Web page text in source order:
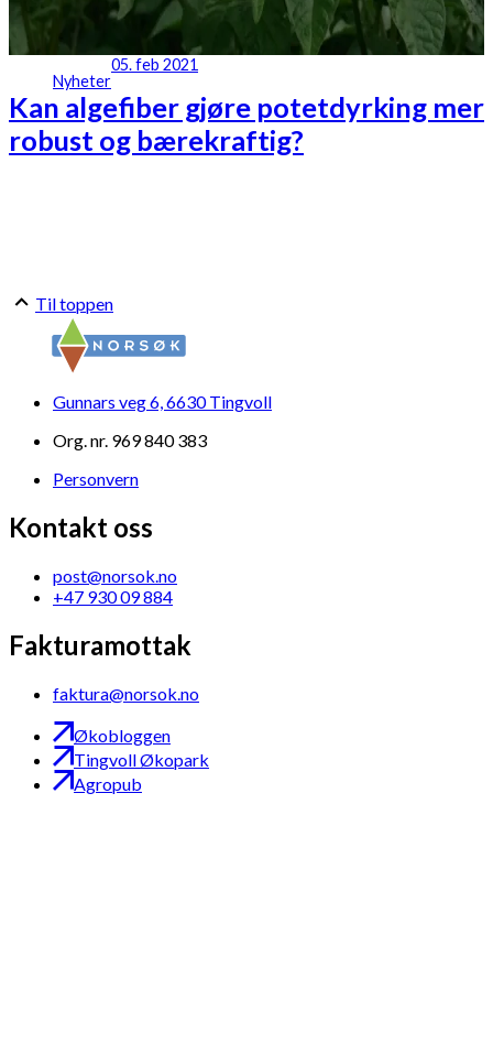
Nyheter
05. feb 2021
Kan algefiber gjøre potetdyrking mer
robust og bærekraftig?
Til toppen
Gunnars veg 6, 6630 Tingvoll
Org. nr. 969 840 383
Personvern
Kontakt oss
post@norsok.no
+47 930 09 884
Fakturamottak
faktura@norsok.no
Økobloggen
Tingvoll Økopark
Agropub